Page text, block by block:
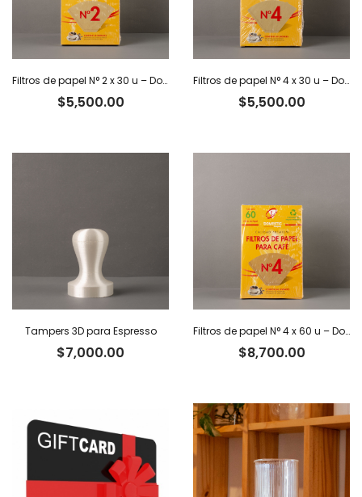
Filtros de papel N° 2 x 30 u – Domestic
$5,500.00
Filtros de papel N° 4 x 30 u – Domestic
$5,500.00
Tampers 3D para Espresso
$7,000.00
Filtros de papel N° 4 x 60 u – Domestic
$8,700.00